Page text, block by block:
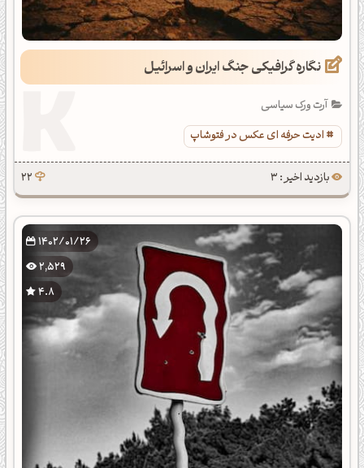
نگاره گرافیکی جنگ ایران و اسرائیل
آرت ورک سیاسی
ادیت حرفه ای عکس در فتوشاپ
بازدید اخیر : 3 22
1402/01/26
2,529
4.8